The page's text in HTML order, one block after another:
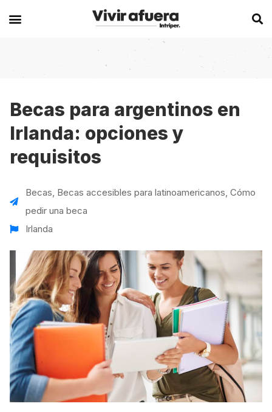
Secciones
Becas
Historias de viajeros
Intercambios
Voluntariados
Work
Working Holidays
Lo último sobre intercambios
Europa
Alemania
Bélgica
Chipre
Irlanda
Italia
Malta
Reino Unido
Suecia
Asia
China
Experiencias en el extranjero
Australia
Canadá
España
Nueva Zelanda
VER TODAS LAS EXPERIENCIAS
Síguenos en las redes
Becas para argentinos en
Irlanda: opciones y
requisitos
Becas, Becas accesibles para latinoamericanos, Cómo
pedir una beca
Irlanda